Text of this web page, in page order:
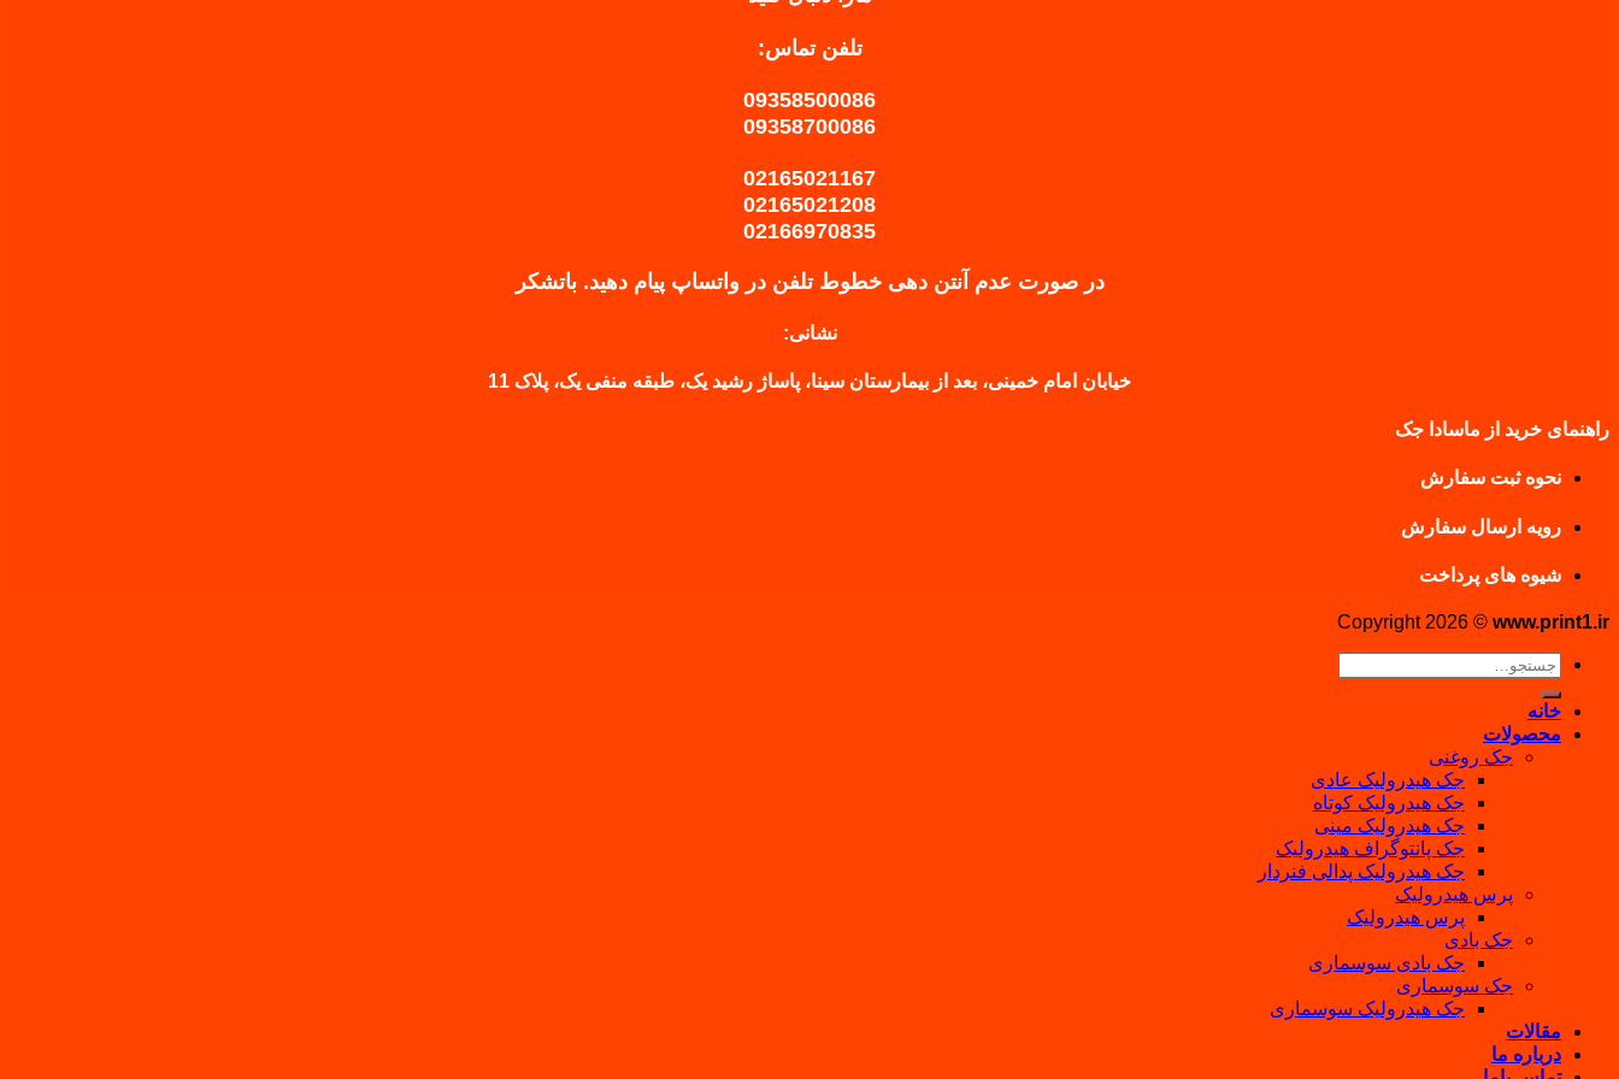
تلفن تماس:
09358500086
09358700086
02165021167
02165021208
02166970835
در صورت عدم آنتن دهی خطوط تلفن در واتساپ پیام دهید.باتشکر
نشانی:
خیابان امام خمینی، بعد از بیمارستان سینا، پاساژ رشید یک، طبقه منفی یک، پلاک 11
راهنمای خرید از ماسادا جک
نحوه ثبت سفارش
رویه ارسال سفارش
شیوه های پرداخت
Copyright 2026 © www.print1.ir
جستجو
خانه
محصولات
جک روغنی
جک هیدرولیک عادی
جک هیدرولیک کوتاه
جک هیدرولیک مینی
جک پانتوگراف هیدرولیک
جک هیدرولیک پدالی فنردار
پرس هیدرولیک
پرس هیدرولیک
جک بادی
جک بادی سوسماری
جک سوسماری
جک هیدرولیک سوسماری
مقالات
درباره ما